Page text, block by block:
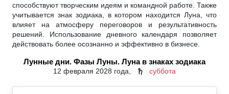
способствуют творческим идеям и командной работе. Также
учитывается знак зодиака, в котором находится Луна, что
влияет на атмосферу переговоров и результативность
решений. Использование дневного календаря позволяет
действовать более осознанно и эффективно в бизнесе.
Лунные дни. Фазы Луны. Луна в знаках зодиака
12 февраля 2028 года, ♄ суббота